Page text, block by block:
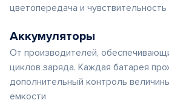
цветопередача и
Аккумуляторы
От производителей,
циклов заряда. Каждая батарея
дополнительный контроль
емкости